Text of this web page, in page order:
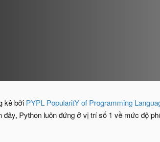
kê bởi PYPL PopularitY of Programming
Python luôn đứng ở vị trí số 1 về mức độ